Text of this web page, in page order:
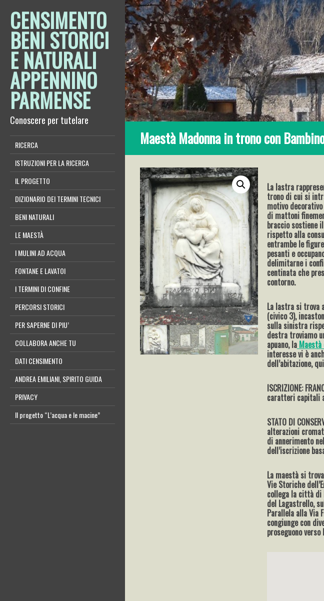
CENSIMENTO
BENI STORICI
E NATURALI
APPENNINO
PARMENSE
Conoscere per tutelare
RICERCA
ISTRUZIONI PER LA RICERCA
IL PROGETTO
DIZIONARIO DEI TERMINI TECNICI
BENI NATURALI
LE MAESTÀ
I MULINI AD ACQUA
FONTANE E LAVATOI
I TERMINI DI CONFINE
PERCORSI STORICI
PER SAPERNE DI PIU’
COLLABORA ANCHE TU
DATI CENSIMENTO
ANDREA EMILIANI, SPIRITO GUIDA
PRIVACY
Il progetto “L’acqua e le macine”
Maestà Madonna in trono con
La lastra
trono di cui si
motivo
di mattoni
braccio sostiene
rispetto alla
entrambe le
pesanti e
delimitarne i
centinata che
contorno.
La lastra si trova
(civico 3),
sulla sinistra
destra troviamo
apuano, laMaestà
interesse vi è
dell’abitazione,
ISCRIZIONE:
caratteri capitali
STATO DI
alterazioni
di annerimento
dell’iscrizione
La maestà si
Vie Storiche
collega la città di
del Lagastrello,
Parallela alla Via
congiunge con
proseguono